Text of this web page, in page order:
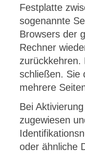
Festplatte
sogenannte
Browsers der
Rechner
zurückkehren.
schließen. Sie
mehrere
Bei
zugewiesen
oder ähnliche